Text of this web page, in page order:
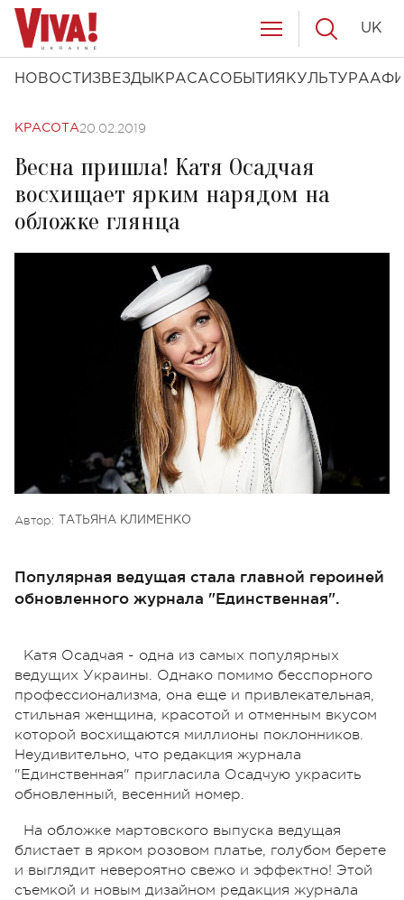
НОВОСТИ ЗВЕЗДЫ КРАСАСОБЫТИЯ КУЛЬТУРА
UK
КРАСОТА20.02.2019
Весна пришла! Катя Осадчая
восхищает ярким нарядом на
обложке глянца
Автор: ТАТЬЯНА КЛИМЕНКО
Популярная ведущая стала главной героиней
обновленного журнала "Единственная".
Катя Осадчая - одна из самых популярных
ведущих Украины. Однако помимо бесспорного
профессионализма, она еще и привлекательная,
стильная женщина, красотой и отменным вкусом
которой восхищаются миллионы поклонников.
Неудивительно, что редакция журнала
"Единственная" пригласила Осадчую украсить
обновленный, весенний номер.
На обложке мартовского выпуска ведущая
блистает в ярком розовом платье, голубом берете
и выглядит невероятно свежо и эффектно! Этой
съемкой и новым дизайном редакция журнала